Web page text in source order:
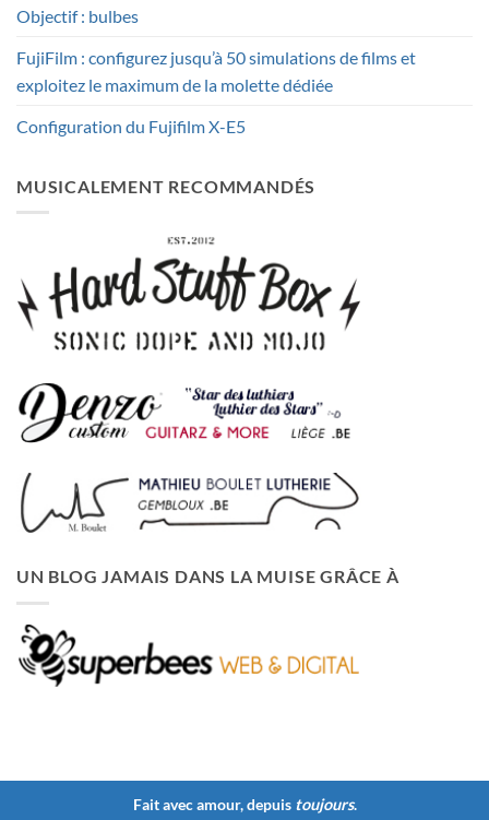
Objectif : bulbes
FujiFilm : configurez jusqu’à 50 simulations de films et
exploitez le maximum de la molette dédiée
Configuration du Fujifilm X-E5
MUSICALEMENT RECOMMANDÉS
UN BLOG JAMAIS DANS LA MUISE GRÂCE À
Fait avec amour, depuis toujours.